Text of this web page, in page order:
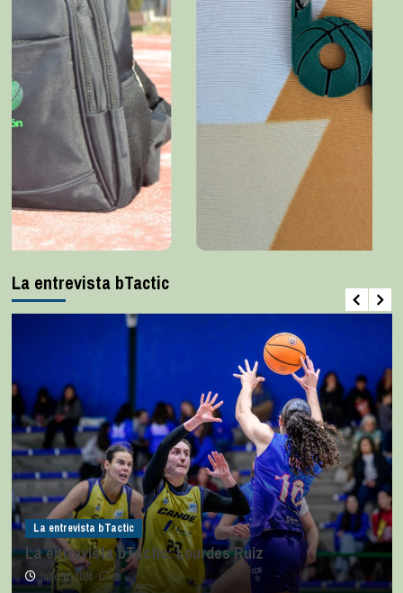
La entrevista bTactic
La entrevista bTactic
La entrevista bTactic: Lourdes Ruiz
julio 11, 2026 0